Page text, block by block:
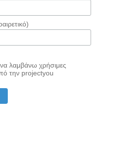
λαμβάνω χρήσιμες
την projectyou